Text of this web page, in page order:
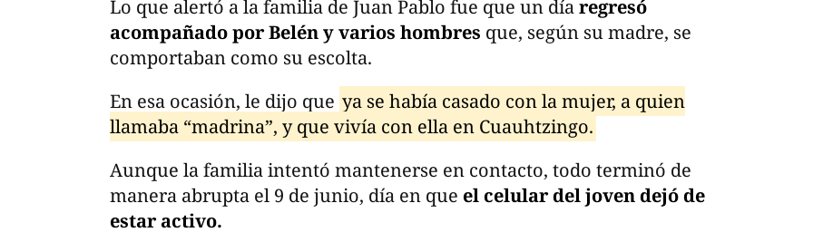
Lo que alertó a la familia de Juan Pablo fue que un díaregresó
acompañado por Belén y varios hombres que, según su madre, se
comportaban como su escolta.
En esa ocasión, le dijo que ya se había casado con la mujer, a quien
llamaba “madrina”, y que vivía con ella en Cuauhtzingo.
Aunque la familia intentó mantenerse en contacto, todo terminó de
manera abrupta el 9 de junio, día en que el celular del joven dejó de
estar activo.